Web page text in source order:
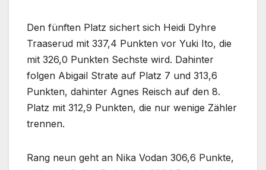
Den fünften Platz sichert sich Heidi Dyhre
Traaserud mit 337,4 Punkten vor Yuki Ito, die
mit 326,0 Punkten Sechste wird. Dahinter
folgen Abigail Strate auf Platz 7 und 313,6
Punkten, dahinter Agnes Reisch auf den 8.
Platz mit 312,9 Punkten, die nur wenige Zähler
trennen.
Rang neun geht an Nika Vodan 306,6 Punkte,